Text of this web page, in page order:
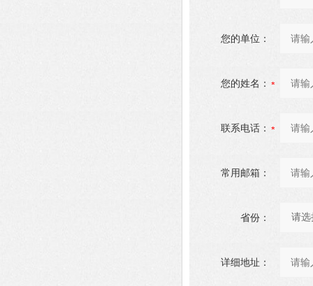
您的单位：
您的姓名：
联系电话：
常用邮箱：
省份：
详细地址：